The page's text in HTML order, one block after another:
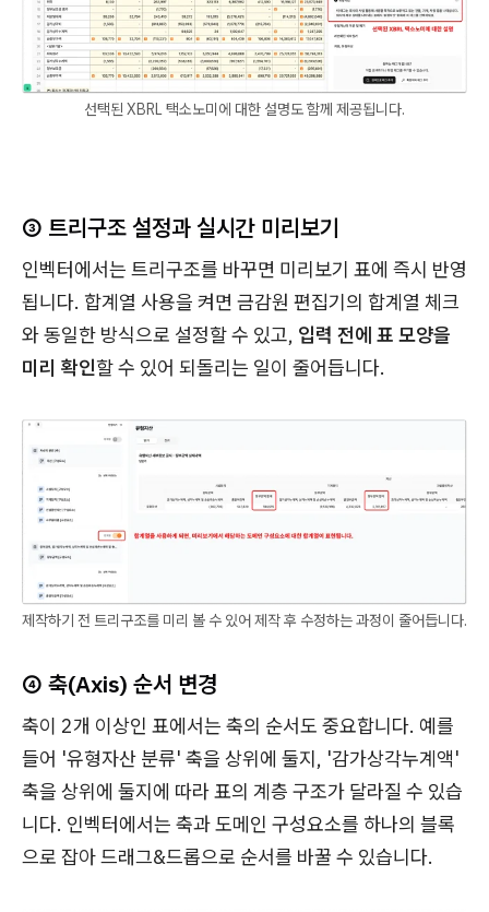
선택된 XBRL 택소노미에 대한 설명도 함께 제공됩니다.
③ 트리구조 설정과 실시간 미리보기
인벡터에서는 트리구조를 바꾸면 미리보기 표에 즉시 반영
됩니다. 합계열 사용을 켜면 금감원 편집기의 합계열 체크
와 동일한 방식으로 설정할 수 있고, 입력 전에 표 모양을
미리 확인할 수 있어 되돌리는 일이 줄어듭니다.
제작하기 전 트리구조를 미리 볼 수 있어 제작 후 수정하는 과정이 줄어듭니다.
④ 축(Axis) 순서 변경
축이 2개 이상인 표에서는 축의 순서도 중요합니다. 예를
들어 '유형자산 분류' 축을 상위에 둘지, '감가상각누계액'
축을 상위에 둘지에 따라 표의 계층 구조가 달라질 수 있습
니다. 인벡터에서는 축과 도메인 구성요소를 하나의 블록
으로 잡아 드래그&드롭으로 순서를 바꿀 수 있습니다.